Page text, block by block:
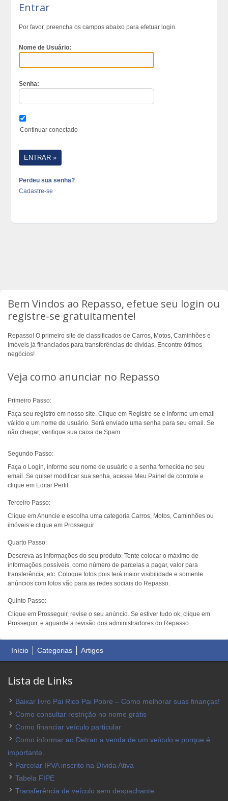
Entrar
Por favor, preencha os campos abaixo para efetuar login.
Nome de Usuário:
Senha:
Continuar conectado
Perdeu sua senha?
Cadastre-se
Bem Vindos ao Repasso, efetue seu login ou
registre-se gratuitamente!
Repasso! O primeiro site de classificados de Carros, Motos, Caminhões e
Imóveis já financiados para transferências de dívidas. Encontre ótimos
negócios!
Veja como anunciar no Repasso
Primeiro Passo:
Faça seu registro em nosso site. Clique em Registre-se e informe um email
válido e um nome de usuário. Será enviado uma senha para seu email. Se
não chegar, verifique sua caixa de Spam.
Segundo Passo:
Faça o Login, informe seu nome de usuário e a senha fornecida no seu
email. Se quiser modificar sua senha, acesse Meu Painel de controle e
clique em Editar Perfil
Terceiro Passo:
Clique em Anuncie e escolha uma categoria Carros, Motos, Caminhões ou
imóveis e clique em Prosseguir
Quarto Passo:
Descreva as informações do seu produto. Tente colocar o máximo de
informações possíveis, como número de parcelas a pagar, valor para
transferência, etc. Coloque fotos pois terá maior visibilidade e somente
anúncios com fotos vão para as redes sociais do Repasso.
Quinto Passo:
Clique em Prosseguir, revise o seu anúncio. Se estiver tudo ok, clique em
Prosseguir, e aguarde a revisão dos administradores do Repasso.
Início Categorias Artigos
Lista de Links
Baixar livro Pai Rico Pai Pobre – Como melhorar suas finanças!
Como consultar restrição no nome grátis
Como financiar veículo particular
Como informar ao Detran a venda de um veículo e porque é
importante.
Parcelar IPVA inscrito na Dívida Ativa
Tabela FIPE
Transferência de veículo sem despachante